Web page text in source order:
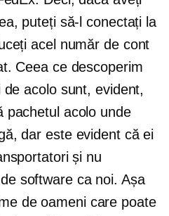
puteți să-l conectați la
acel număr de cont
Ceea ce descoperim
acolo sunt, evident,
pachetul acolo unde
dar este evident că ei
și nu
software ca noi. Așa
de oameni care poate